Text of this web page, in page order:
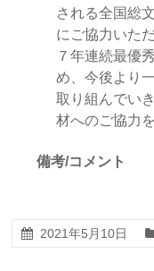
される全国総
にご協力いた
７年連続最優
め、今後より
取り組んでい
材へのご協力
備考/コメント
2021年5月10日